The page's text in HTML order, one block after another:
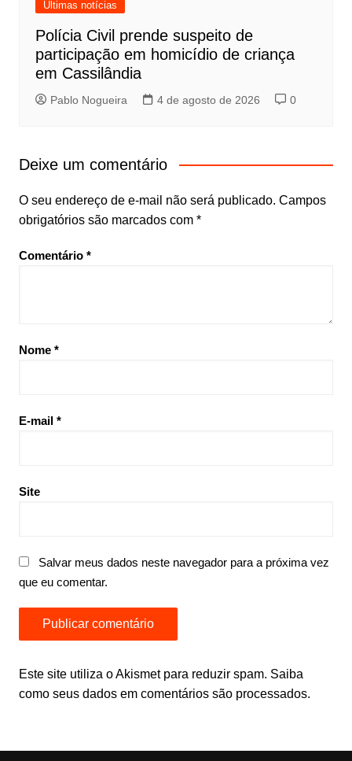
Últimas notícias
Polícia Civil prende suspeito de
participação em homicídio de criança
em Cassilândia
Pablo Nogueira 4 de agosto de 2026 0
Deixe um comentário
O seu endereço de e-mail não será publicado. Campos
obrigatórios são marcados com *
Comentário *
Nome *
E-mail *
Site
Salvar meus dados neste navegador para a próxima vez
que eu comentar.
Este site utiliza o Akismet para reduzir spam. Saiba
como seus dados em comentários são processados.